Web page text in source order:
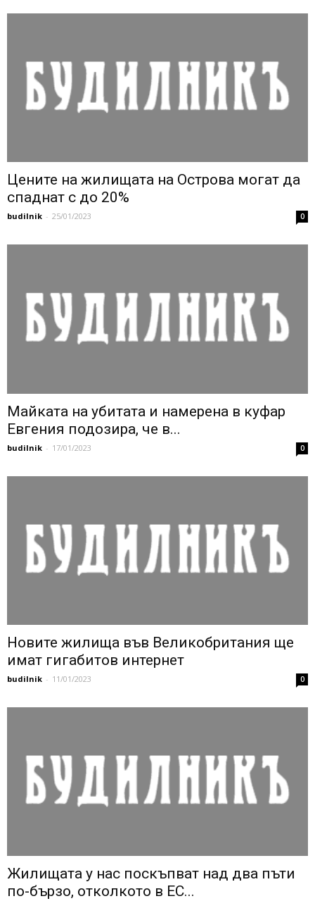
Цените на жилищата на Острова могат да
спаднат с до 20%
budilnik - 25/01/2023 0
Майката на убитата и намерена в куфар
Евгения подозира, че в...
budilnik - 17/01/2023 0
Новите жилища във Великобритания ще
имат гигабитов интернет
budilnik - 11/01/2023 0
Жилищата у нас поскъпват над два пъти
по-бързо, отколкото в ЕС...